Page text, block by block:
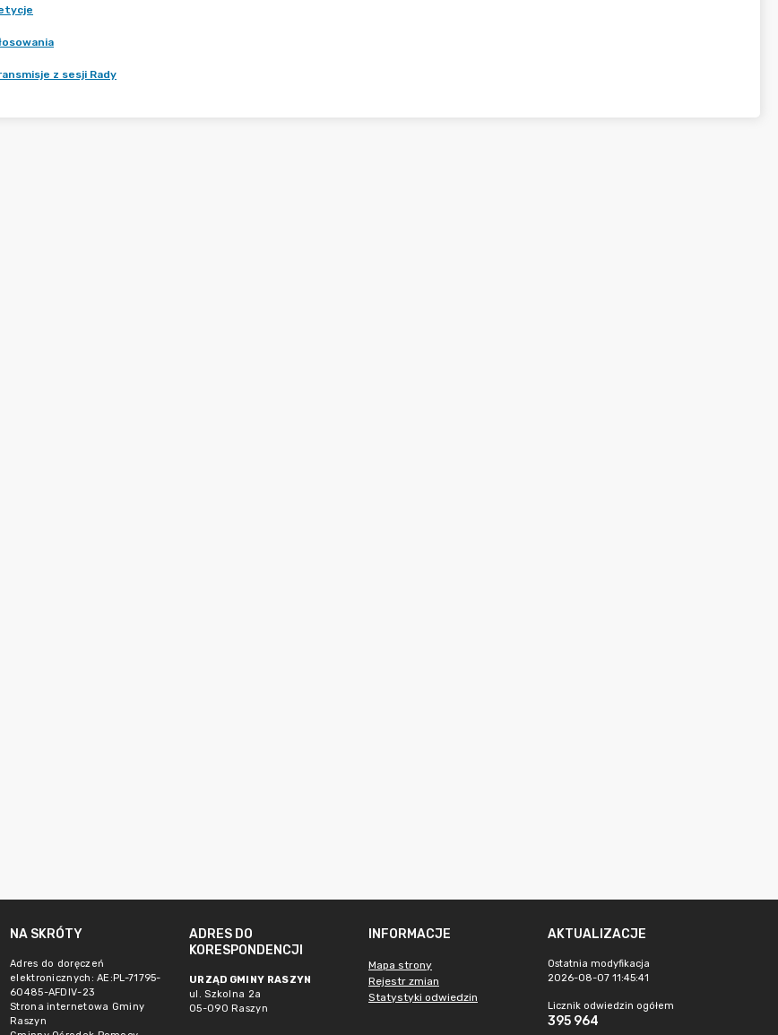
z sesji Rady
NA SKRÓTY
Adres do doręczeń
elektronicznych: AE:PL-71795-
60485-AFDIV-23
Strona internetowa Gminy
Raszyn
ADRES DO
KORESPONDENCJI
URZĄD GMINY RASZYN
ul. Szkolna 2a
05-090 Raszyn
INFORMACJE
Mapa strony
Rejestr zmian
Statystyki odwiedzin
AKTUALIZACJE
Ostatnia modyfikacja
2026-08-07 11:45:41
Licznik odwiedzin ogółem
395 964